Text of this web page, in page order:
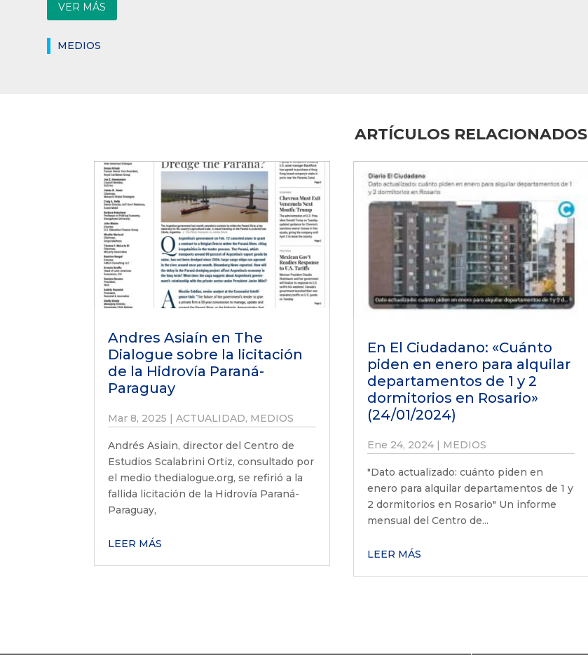
VER MÁS
MEDIOS
ARTÍCULOS RELACIONADOS
Andres Asiaín en The
Dialogue sobre la licitación
de la Hidrovía Paraná-
Paraguay
Mar 8, 2025 |ACTUALIDAD, MEDIOS
Andrés Asiain, director del Centro de
Estudios Scalabrini Ortiz, consultado por
el medio thedialogue.org, se refirió a la
fallida licitación de la Hidrovía Paraná-
Paraguay,
LEER MÁS
En El Ciudadano: «Cuánto
piden en enero para alquilar
departamentos de 1 y 2
dormitorios en Rosario»
(24/01/2024)
Ene 24, 2024| MEDIOS
"Dato actualizado: cuánto piden en
enero para alquilar departamentos de 1 y
2 dormitorios en Rosario" Un informe
mensual del Centro de...
LEER MÁS